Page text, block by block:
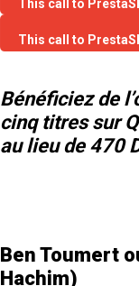
This call to
This call to
Bénéficiez de
cinq titres sur
au lieu de 470
Ben Toumert
Hachim)